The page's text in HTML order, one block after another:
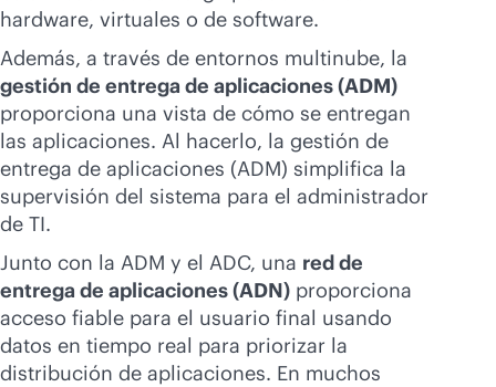
hardware, virtuales o de software.
Además, a través de entornos multinube, la
gestión de entrega de aplicaciones (ADM)
proporciona una vista de cómo se entregan
las aplicaciones. Al hacerlo, la gestión de
entrega de aplicaciones (ADM) simplifica la
supervisión del sistema para el administrador
de TI.
Junto con la ADM y el ADC, una red de
entrega de aplicaciones (ADN) proporciona
acceso fiable para el usuario final usando
datos en tiempo real para priorizar la
distribución de aplicaciones. En muchos